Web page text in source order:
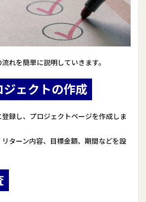
れを簡単に説明していきます。
ジェクトの作成
登録し、プロジェクトページを作成しま
ターン内容、目標金額、期間などを設